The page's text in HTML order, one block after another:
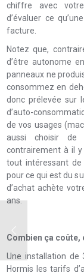
chiffre avec
d’évaluer ce
facture.
Notez que,
d’être autonome
panneaux ne
consommez en
donc prélevée sur
d’auto-
de vos usages
aussi choisir de
contrairement à il y
tout intéressant de
pour ce qui est du
d’achat achète
ans.
Combien ça coûte,
Une installation de
Hormis les tarifs